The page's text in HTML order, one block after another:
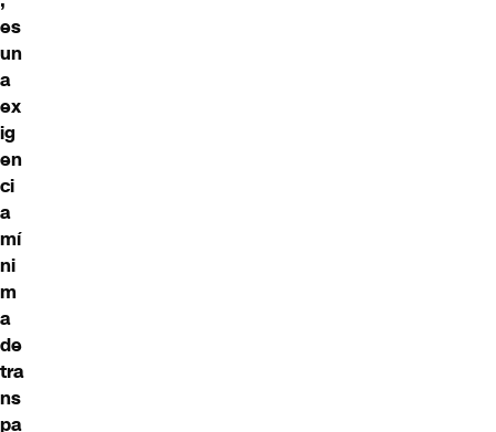
es
un
a
ex
ig
en
ci
a
mí
ni
m
a
de
tra
ns
pa